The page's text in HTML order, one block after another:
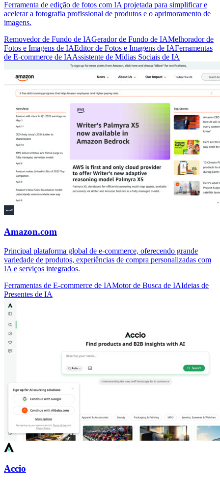
Ferramenta de edição de fotos com IA projetada para simplificar e
acelerar a fotografia profissional de produtos e o aprimoramento de
imagens.
Removedor de Fundo de IAGerador de Fundo de IAMelhorador de
Fotos e Imagens de IAEditor de Fotos e Imagens de IAFerramentas
de E-commerce de IAAssistente de Mídias Sociais de IA
Amazon.com
Principal plataforma global de e-commerce, oferecendo grande
variedade de produtos, experiências de compra personalizadas com
IA e serviços integrados.
Ferramentas de E-commerce de IAMotor de Busca de IAIdeias de
Presentes de IA
Accio